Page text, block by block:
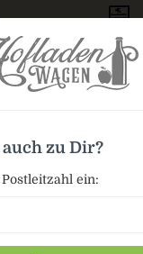
GmbH
zu Dir?
ein: